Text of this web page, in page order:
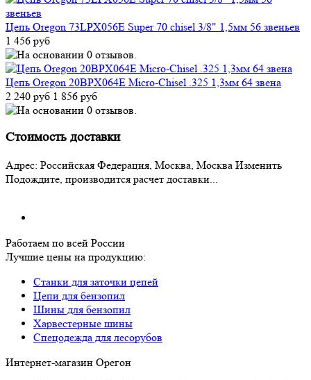
Цепь Oregon 73LPX056E Super 70 chisel 3/8" 1,5мм 56 звеньев
1 456 руб
Цепь Oregon 20BPX064E Micro-Chisel .325 1,3мм 64 звена
2 240 руб 1 856 руб
Стоимость доставки
Адрес: Российская Федерация, Москва, Москва Изменить
Подождите, производится расчет доставки...
Работаем по всей России
Лучшие цены на продукцию:
Станки для заточки цепей
Цепи для бензопил
Шины для бензопил
Харвестерные шины
Спецодежда для лесорубов
Интернет-магазин Орегон